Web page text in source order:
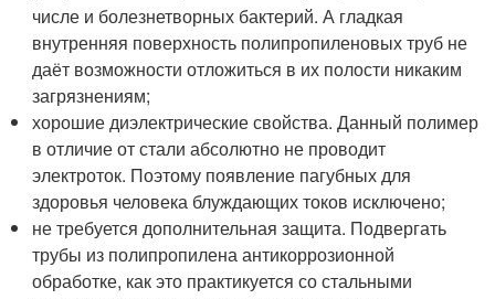
числе и болезнетворных бактерий. А гладкая
внутренняя поверхность полипропиленовых труб не
даёт возможности отложиться в их полости никаким
загрязнениям;
хорошие диэлектрические свойства. Данный полимер
в отличие от стали абсолютно не проводит
электроток. Поэтому появление пагубных для
здоровья человека блуждающих токов исключено;
не требуется дополнительная защита. Подвергать
трубы из полипропилена антикоррозионной
обработке, как это практикуется со стальными